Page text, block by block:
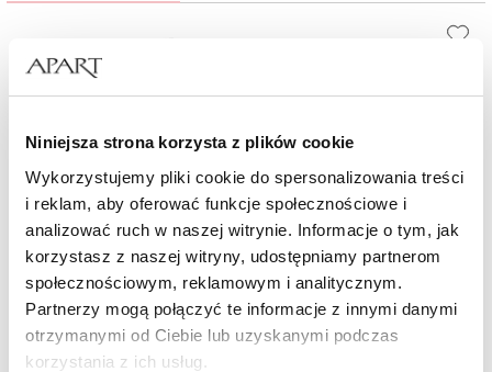
Niniejsza strona korzysta z plików cookie
Wykorzystujemy pliki cookie do spersonalizowania treści
i reklam, aby oferować funkcje społecznościowe i
analizować ruch w naszej witrynie. Informacje o tym, jak
korzystasz z naszej witryny, udostępniamy partnerom
społecznościowym, reklamowym i analitycznym.
Partnerzy mogą połączyć te informacje z innymi danymi
otrzymanymi od Ciebie lub uzyskanymi podczas
korzystania z ich usług.
Bransoletka z diamentami, topazem London Blue, agatami i elementami
żółtego złota - koliber - próba 585
1 690 zł